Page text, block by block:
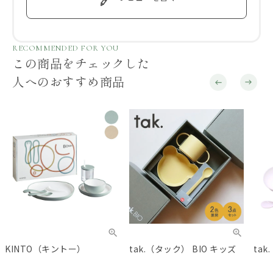
RECOMMENDED FOR YOU
この商品をチェックした
人へのおすすめ商品
KINTO（キントー）
tak.（タック） BIO キッズ
tak.